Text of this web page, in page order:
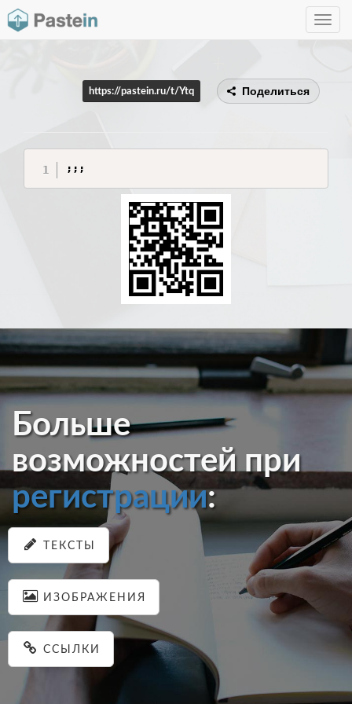
Toggle
https://pastein.ru/t/Ytq Поделиться
;;;
Больше
возможностей при
регистрации:
ТЕКСТЫ
ИЗОБРАЖЕНИЯ
ССЫЛКИ